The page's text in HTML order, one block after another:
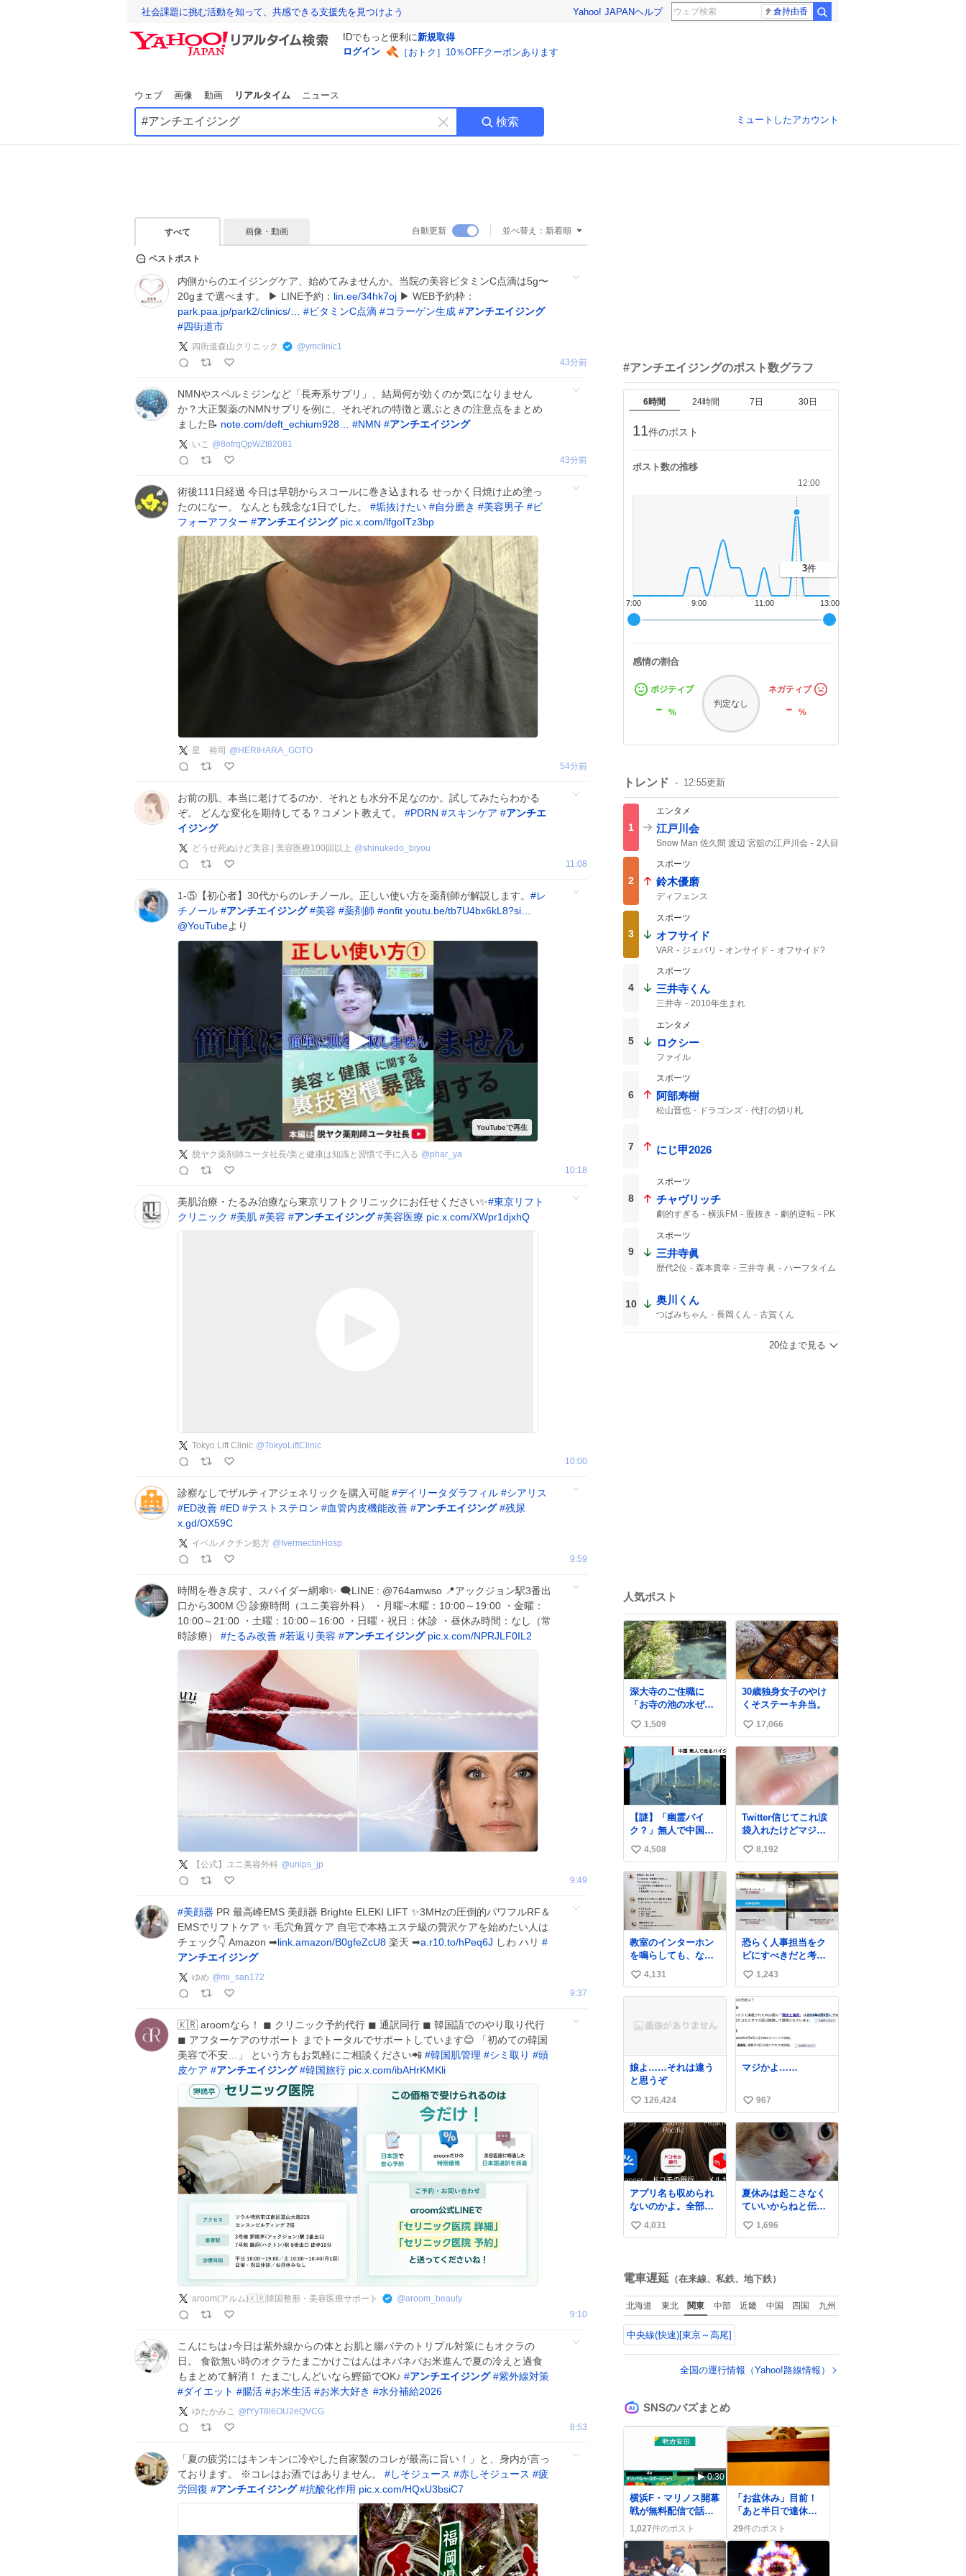
社会課題に挑む活動を知って、共感できる支援先を見つけよう Yahoo! JAPANヘルプ 倉持由香
IDでもっと便利に新規取得
ログイン
［おトク］10％OFFクーポンあります
ウェブ 画像 動画 リアルタイム ニュース
キ
ー
す
検索 ミュートしたアカウント
すべて 画像・動画 自動更新 並べ替え： 新着順
ベストポスト
内側からのエイジングケア、始めてみませんか。当院の美容ビタミンC点滴は5g〜
20gまで選べます。 ▶︎ LINE予約： lin.ee/34hk7oj ▶︎ WEB予約枠：
park.paa.jp/park2/clinics/…
#ビタミンC点滴 #コラーゲン生成 #アンチエイジング
#四街道市
四街道森山クリニック @ymclinic1
43分前
NMNやスペルミジンなど「長寿系サプリ」、結局何が効くのか気になりません
か？大正製薬のNMNサプリを例に、それぞれの特徴と選ぶときの注意点をまとめ
ました📝 note.com/deft_echium928… #NMN #アンチエイジング
いこ @8ofrqQpWZt82081
43分前
術後111日経過 今日は早朝からスコールに巻き込まれる せっかく日焼け止め塗っ
たのになー。 なんとも残念な1日でした。 #垢抜けたい #自分磨き #美容男子 #ビ
フォーアフター #アンチエイジング pic.x.com/lfgoITz3bp
星 裕司 @ HERIHARA_GOTO
54分前
お前の肌、本当に老けてるのか、それとも水分不足なのか。試してみたらわかる
ぞ。 どんな変化を期待してる？コメント教えて。 #PDRN #スキンケア #アンチエ
イジング
どうせ死ぬけど美容 | 美容医療100回以上 @shinukedo_biyou
11:08
1-⑤【初心者】30代からのレチノール。正しい使い方を薬剤師が解説します。 #レ
チノール #アンチエイジング #美容 #薬剤師 #onfit youtu.be/tb7U4bx6kL8?si…
@YouTubeより
脱ヤク薬剤師ユータ社長/美と健康は知識と習慣で手に入る @phar_ya
10:18
美肌治療・たるみ治療なら東京リフトクリニックにお任せください✨#東京リフト
クリニック #美肌 #美容 #アンチエイジング #美容医療 pic.x.com/XWpr1djxhQ
Tokyo Lift Clinic @TokyoLiftClinic
10:00
診察なしでザルティアジェネリックを購入可能 #デイリータダラフィル #シアリス
#ED改善 #ED #テストステロン #血管内皮機能改善 #アンチエイジング #残尿
x.gd/OX59C
イベルメクチン処方 @ IvermectinHosp
9:59
時間を巻き戻す、スパイダー網🕸️✨ 🗨️LINE : @764amwso 📍アックジョン駅3番出
口から300M 🕒 診療時間（ユニ美容外科） ・月曜~木曜：10:00～19:00 ・金曜：
10:00～21:00 ・土曜：10:00～16:00 ・日曜・祝日：休診 ・昼休み時間：なし（常
時診療） #たるみ改善 #若返り美容 #アンチエイジング pic.x.com/NPRJLF0IL2
【公式】ユニ美容外科 @unips_jp
9:49
#美顔器 PR 最高峰EMS 美顔器 Brighte ELEKI LIFT ✨3MHzの圧倒的パワフルRF＆
EMSでリフトケア ✨ 毛穴角質ケア 自宅で本格エステ級の贅沢ケアを始めたい人は
チェック👇 Amazon ➡link.amazon/B0gfeZcU8 楽天 ➡a.r10.to/hPeq6J しわ ハリ #
アンチエイジング
ゆめ @mi_san172
9:37
🇰🇷 aroomなら！ ◼︎ クリニック予約代行 ◼︎ 通訳同行 ◼︎ 韓国語でのやり取り代行
◼︎ アフターケアのサポート までトータルでサポートしています😊 「初めての韓国
美容で不安…」 という方もお気軽にご相談ください📲 #韓国肌管理 #シミ取り #頭
皮ケア #アンチエイジング #韓国旅行 pic.x.com/ibAHrKMKli
aroom(アルム)🇰🇷韓国整形・美容医療サポート @aroom_beauty
9:10
こんにちは♪今日は紫外線からの体とお肌と腸バテのトリプル対策にもオクラの
日。 食欲無い時のオクラたまごかけごはんはネバネバお米進んで夏の冷えと過食
もまとめて解消！ たまごしんどいなら鰹節でOK♪ #アンチエイジング #紫外線対策
#ダイエット #腸活 #お米生活 #お米大好き #水分補給2026
ゆたかみこ @fYyT8l6OU2eQVCG
8:53
「夏の疲労にはキンキンに冷やした自家製のコレが最高に旨い！」と、身内が言っ
ております。 ※コレはお酒ではありません。 #しそジュース #赤しそジュース #疲
労回復 #アンチエイジング #抗酸化作用 pic.x.com/HQxU3bsiC7
#アンチエイジングのポスト数グラフ
6時間 24時間 7日 30日
11件のポスト
ポスト数の推移
13:00
11:00
9:00
7:00
12:00
3件
感情の割合
ポジティブ
- %
判定なし
ネガティブ
-%
トレンド 12:55更新
1
エンタメ
江戸川会
Snow Man 佐久間 渡辺 宮舘の江戸川会
2人目
2
スポーツ
鈴木優磨
ディフェンス
3
スポーツ
オフサイド
VAR ジェバリ オンサイド
オフサイド?
4
スポーツ
三井寺くん
三井寺 2010年生まれ
5
エンタメ
ロクシー
ファイル
6
スポーツ
阿部寿樹
松山晋也 ドラゴンズ
代打の切り札
7 にじ甲2026
8
スポーツ
チャヴリッチ
劇的すぎる 横浜FM 股抜き 劇的逆転
PK
9
スポーツ
三井寺眞
歴代2位 森本貴幸 三井寺 眞
ハーフタイム
10 奥川くん
つばみちゃん 長岡くん
古賀くん
20位まで見る
人気ポスト
深大寺のご住職に
「お寺の池の水ぜん
ぶ抜いて掃除した
ら、 モネの池くらい
綺麗になったから見
てみて」 といわれ訪
れたら 本当にモネの
池くらい綺麗でし
た。 蓮こそ咲いてな
いけど言いたいこと
わかります。 輝くエ
メラルドだ‼︎
iPhone16カメラで撮
影して無加工です。
い
い
ね
数
1,509
30歳独身女子のやけ
くそステーキ弁当。
い
い
ね
17,066
【謎】「幽霊バイ
ク？」無人で中国の
高速道路を爆走 中国
で珍しい光景が目撃
された。人が乗って
いないバイクが高速
道路を倒れず走り続
けており、さらに車
線変更も。そのまま5
キロも走り続けてい
たという。
い
い
ね
数
4,508
Twitter信じてこれ涙
袋入れたけどマジで
盛れた…ありがと
う…
い
い
ね
数
8,192
教室のインターホン
を鳴らしても、なか
なか誰も出ないこと
があります…。 もし
かすると「電話の出
かもしれません。 そ
こで「何を話せばい
きを用意して、安心
して電話に出られる
ようにします。 イン
ターホンの応対も大
切なコミュニケーシ
ョンの学びです。
い
い
数
4,131
恐らく人事担当をク
ビにすべきだと考え
られるが‥‥‥
い
い
ね
1,243
娘よ……それは違う
と思うぞ
い
い
ね
数
126,424
マジかよ……
い
い
ね
数
967
アプリ名も収められ
ないのかよ。全部ダ
サくて本当に凄い。
https://t.co/LemyLG
い
数
4,031
夏休みは起こさなく
ていいからねと伝え
てるのに無視。
い
数
1,696
電車遅延 （在来線、私鉄、地下鉄）
北海道 東北 関東 中部 近畿 中国 四国 九州
中央線(快速)[東京～高尾]
全国の運行情報（Yahoo!路線情報）
SNSのバズまとめ
0:30
横浜F・マリノス開幕
戦が無料配信で話題
に ファン歓喜の声
が広がる
1,027件のポスト
「お盆休み」目前！
「あと半日で連休」
みんなでワクワクの
声が広がる
29件のポスト